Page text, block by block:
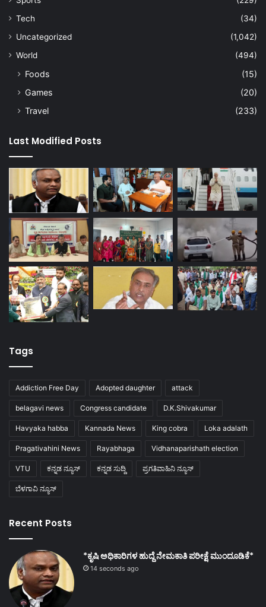
Tech
(34)
Uncategorized
(1,042)
World
(494)
Foods
(15)
Games
(20)
Travel
(233)
Last Modified Posts
Tags
Addiction Free Day Adopted daughter attack
belagavi news Congress candidate D.K.Shivakumar
Havyaka habba Kannada News King cobra Loka adalath
Pragativahini News Rayabhaga Vidhanaparishath election
VTU ಕನ್ನಡ ನ್ಯೂಸ್ ಕನ್ನಡ ಸುದ್ದಿ ಪ್ರಗತಿವಾಹಿನಿ ನ್ಯೂಸ್
ಬೆಳಗಾವಿ ನ್ಯೂಸ್
Recent Posts
*ಕೃಷಿ ಅಧಿಕಾರಿಗಳ ಹುದ್ದೆ ನೇಮಕಾತಿ ಪರೀಕ್ಷೆ ಮುಂದೂಡಿಕೆ*
14 seconds ago